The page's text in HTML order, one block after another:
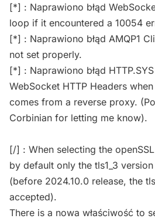
[*] : Naprawiono błąd
loop if it encountered a 10054
[*] : Naprawiono błąd AMQP1
not set properly.
[*] : Naprawiono błąd
WebSocket HTTP Headers
comes from a reverse proxy.
Corbinian for letting me know).
[/] : When selecting the
by default only the tls1_3
(before 2024.10.0 release, the
accepted).
There is a nowa właściwość to